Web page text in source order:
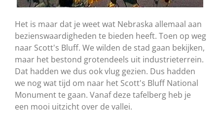
Het is maar dat je weet wat Nebraska allemaal aan
bezienswaardigheden te bieden heeft. Toen op weg
naar Scott's Bluff. We wilden de stad gaan bekijken,
maar het bestond grotendeels uit industrieterrein.
Dat hadden we dus ook vlug gezien. Dus hadden
we nog wat tijd om naar het Scott's Bluff National
Monument te gaan. Vanaf deze tafelberg heb je
een mooi uitzicht over de vallei.